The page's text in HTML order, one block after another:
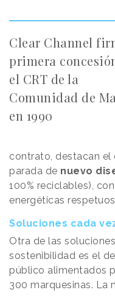
Clear Channel
primera
el CRT de la
Comunidad de
en 1990
contrato, destacan el
parada de nuevo
100% reciclables),
energéticas
Soluciones cada
Otra de las
sostenibilidad es el
público alimentados
300 marquesinas. La